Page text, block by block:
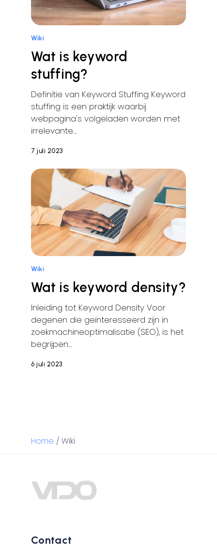
Wiki
Wat is keyword
stuffing?
Definitie van Keyword Stuffing Keyword
stuffing is een praktijk waarbij
webpagina's volgeladen worden met
irrelevante…
7 juli 2023
Wiki
Wat is keyword density?
Inleiding tot Keyword Density Voor
degenen die geïnteresseerd zijn in
zoekmachineoptimalisatie (SEO), is het
begrijpen…
6 juli 2023
Home / Wiki
Contact